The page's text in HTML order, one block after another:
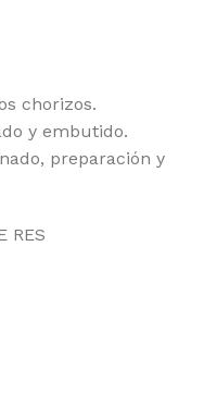
chorizos.
y embutido.
preparación y
RES